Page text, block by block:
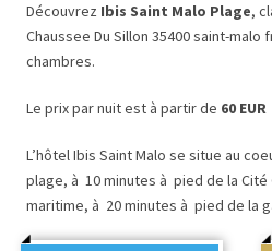
Découvrez Ibis Saint Malo Plage,
Chaussee Du Sillon 35400 saint-malo
chambres.
Le prix par nuit est à partir de 60 EUR
L’hôtel Ibis Saint Malo se situe au
plage, à 10 minutes à pied de la
maritime, à 20 minutes à pied de la